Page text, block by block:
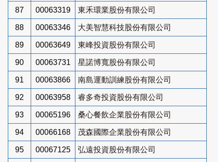
87 00063319 東禾環業股份有限公司
88 00063346 大美智慧科技股份有限公司
89 00063649 東峰投資股份有限公司
90 00063731 星諾博寬股份有限公司
91 00063866 南島運動訓練股份有限公司
92 00063958 睿多奇投資股份有限公司
93 00065196 桑心餐飲企業股份有限公司
94 00066168 茂森國際企業股份有限公司
95 00067125 弘遠投資股份有限公司